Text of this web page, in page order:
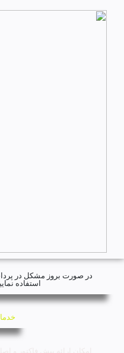
در صورت بروز مشکل در
استفاده